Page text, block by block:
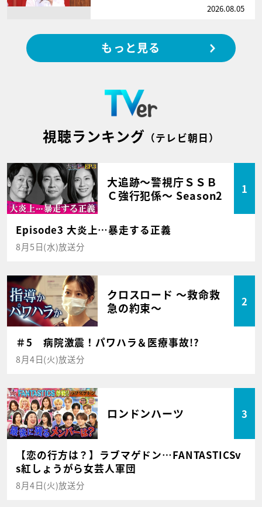
2026.08.05
もっと見る
視聴ランキング （テレビ朝日）
大追跡～警視庁ＳＳＢ
Ｃ強行犯係～ Season2
1
Episode3 大炎上…暴走する正義
8月5日(水)放送分
クロスロード ～救命救
急の約束～
2
＃5 病院激震！パワハラ＆医療事故!?
8月4日(火)放送分
ロンドンハーツ 3
【恋の行方は？】ラブマゲドン…FANTASTICSv
s紅しょうがら女芸人軍団
8月4日(火)放送分